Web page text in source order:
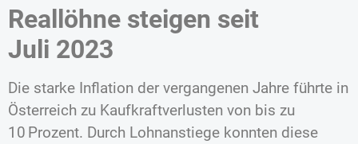
Reallöhne steigen seit
Juli 2023
Die starke Inflation der vergangenen Jahre führte in
Österreich zu Kaufkraftverlusten von bis zu
10 Prozent. Durch Lohnanstiege konnten diese